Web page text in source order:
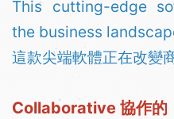
This cutting-edge
the business
這款尖端軟體正在改變
Collaborative 協作的